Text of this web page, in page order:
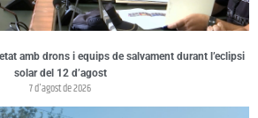
amb drons i equips de salvament durant l’eclipsi
solar del 12 d’agost
7 d'agost de 2026